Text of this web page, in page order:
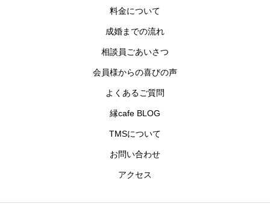
料金について
成婚までの流れ
相談員ごあいさつ
会員様からの喜びの声
よくあるご質問
縁cafe BLOG
TMSについて
お問い合わせ
アクセス